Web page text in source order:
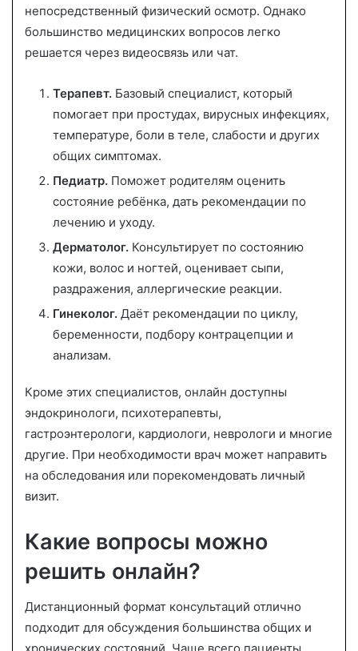
непосредственный физический осмотр. Однако
большинство медицинских вопросов легко
решается через видеосвязь или чат.
Терапевт. Базовый специалист, который
помогает при простудах, вирусных инфекциях,
температуре, боли в теле, слабости и других
общих симптомах.
Педиатр. Поможет родителям оценить
состояние ребёнка, дать рекомендации по
лечению и уходу.
Дерматолог. Консультирует по состоянию
кожи, волос и ногтей, оценивает сыпи,
раздражения, аллергические реакции.
Гинеколог. Даёт рекомендации по циклу,
беременности, подбору контрацепции и
анализам.
Кроме этих специалистов, онлайн доступны
эндокринологи, психотерапевты,
гастроэнтерологи, кардиологи, неврологи и многие
другие. При необходимости врач может направить
на обследования или порекомендовать личный
визит.
Какие вопросы можно
решить онлайн?
Дистанционный формат консультаций отлично
подходит для обсуждения большинства общих и